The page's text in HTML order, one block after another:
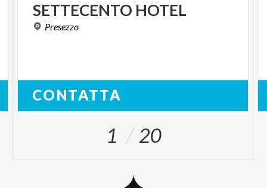
SETTECENTO HOTEL
Presezzo
CONTATTA
1 20